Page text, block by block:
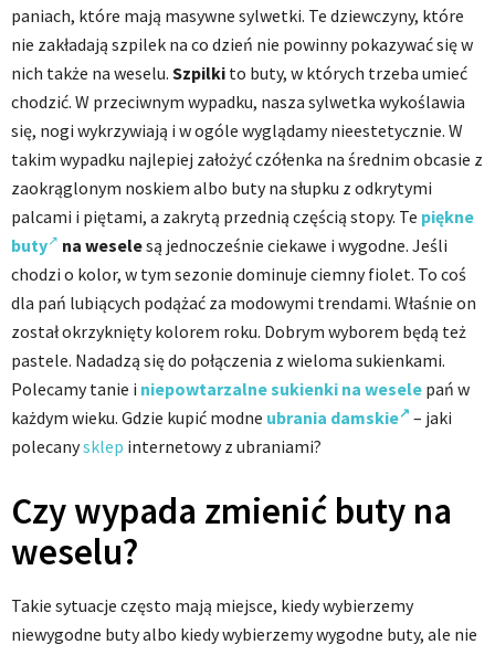
paniach, które mają masywne sylwetki. Te dziewczyny, które
nie zakładają szpilek na co dzień nie powinny pokazywać się w
nich także na weselu. Szpilki to buty, w których trzeba umieć
chodzić. W przeciwnym wypadku, nasza sylwetka wykoślawia
się, nogi wykrzywiają i w ogóle wyglądamy nieestetycznie. W
takim wypadku najlepiej założyć czółenka na średnim obcasie z
zaokrąglonym noskiem albo buty na słupku z odkrytymi
palcami i piętami, a zakrytą przednią częścią stopy. Te piękne
buty
na weselesą jednocześnie ciekawe i wygodne. Jeśli
chodzi o kolor, w tym sezonie dominuje ciemny fiolet. To coś
dla pań lubiących podążać za modowymi trendami. Właśnie on
został okrzyknięty kolorem roku. Dobrym wyborem będą też
pastele. Nadadzą się do połączenia z wieloma sukienkami.
Polecamy tanie i niepowtarzalne sukienki na wesele pań w
każdym wieku. Gdzie kupić modne ubrania damskie
– jaki
polecanysklep internetowy z ubraniami?
Czy wypada zmienić buty na
weselu?
Takie sytuacje często mają miejsce, kiedy wybierzemy
niewygodne buty albo kiedy wybierzemy wygodne buty, ale nie